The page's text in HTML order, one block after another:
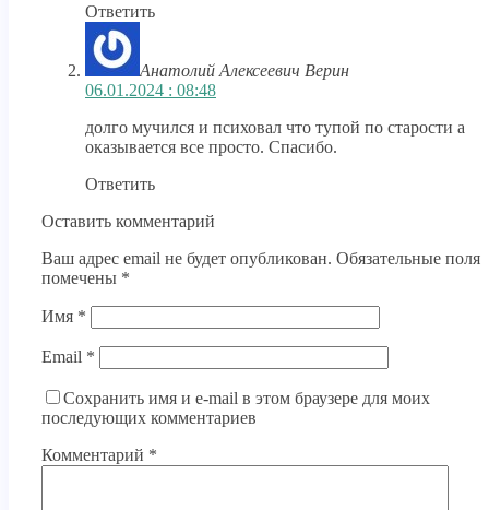
Ответить
Анатолий Алексеевич Верин
06.01.2024 : 08:48
долго мучился и психовал что тупой по старости а
оказывается все просто. Спасибо.
Ответить
Оставить комментарий
Ваш адрес email не будет опубликован. Обязательные поля
помечены *
Имя *
Email *
Сохранить имя и e-mail в этом браузере для моих
последующих комментариев
Комментарий *